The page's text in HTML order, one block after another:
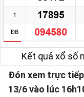
Kết quả xổ số
Đón xem trực tiếp
13/6 vào lúc